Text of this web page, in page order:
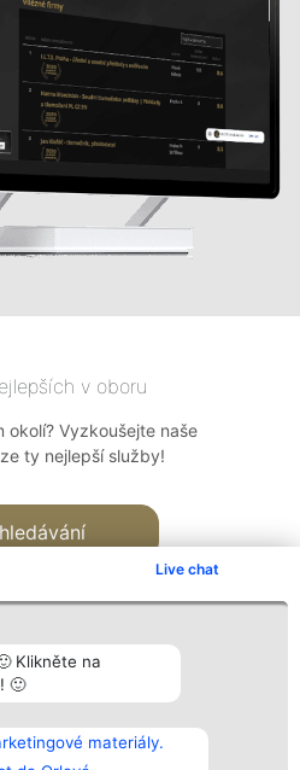
Live chat
Klikněte na
🙂
materiály.
v oboru
okolí? Vyzkoušejte naše
ty nejlepší služby!
všech
Kontakt